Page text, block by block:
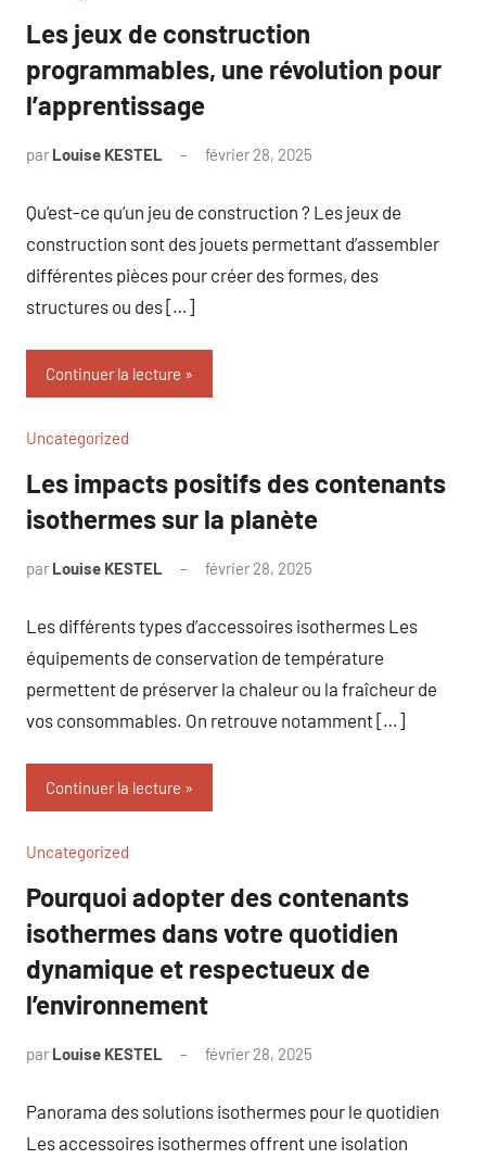
Les jeux de construction
programmables, une révolution pour
l’apprentissage
par Louise KESTEL février 28, 2025
Qu’est-ce qu’un jeu de construction ? Les jeux de
construction sont des jouets permettant d’assembler
différentes pièces pour créer des formes, des
structures ou des […]
Continuer la lecture
Uncategorized
Les impacts positifs des contenants
isothermes sur la planète
par Louise KESTEL février 28, 2025
Les différents types d’accessoires isothermes Les
équipements de conservation de température
permettent de préserver la chaleur ou la fraîcheur de
vos consommables. On retrouve notamment […]
Continuer la lecture
Uncategorized
Pourquoi adopter des contenants
isothermes dans votre quotidien
dynamique et respectueux de
l’environnement
par Louise KESTEL février 28, 2025
Panorama des solutions isothermes pour le quotidien
Les accessoires isothermes offrent une isolation